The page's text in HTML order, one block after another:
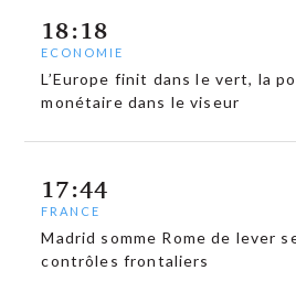
18:18
ECONOMIE
L’Europe finit dans le vert, la
monétaire dans le viseur
17:44
FRANCE
Madrid somme Rome de lever
contrôles frontaliers